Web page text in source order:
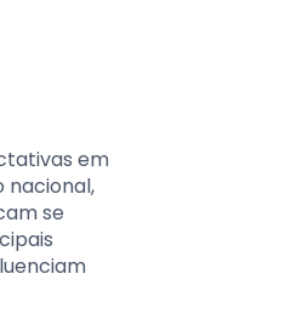
em
nacional,
se